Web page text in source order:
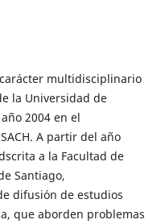
multidisciplinario
la Universidad de
2004 en el
A partir del año
a la Facultad de
Santiago,
difusión de estudios
que aborden problemas